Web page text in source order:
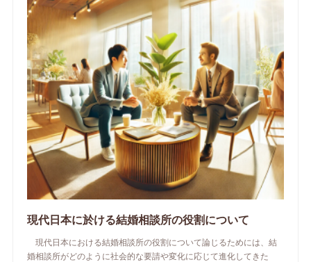
現代日本に於ける結婚相談所の役割について
現代日本における結婚相談所の役割について論じるためには、結
婚相談所がどのように社会的な要請や変化に応じて進化してきた